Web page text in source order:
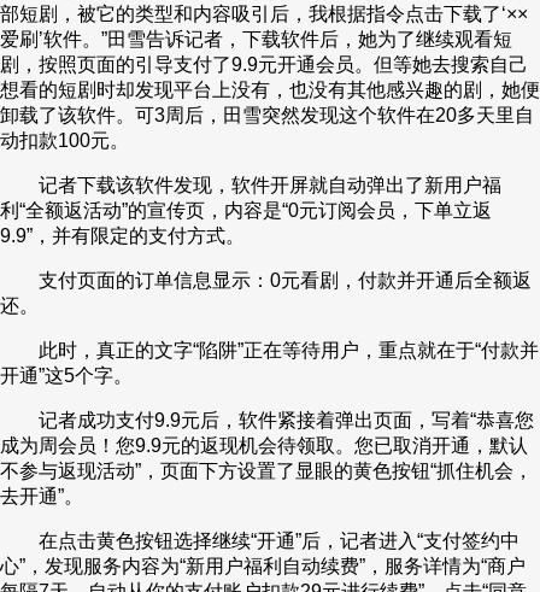
部短剧，被它的类型和内容吸引后，我根据指令点击下载了‘××
爱刷’软件。”田雪告诉记者，下载软件后，她为了继续观看短
剧，按照页面的引导支付了9.9元开通会员。但等她去搜索自己
想看的短剧时却发现平台上没有，也没有其他感兴趣的剧，她便
卸载了该软件。可3周后，田雪突然发现这个软件在20多天里自
动扣款100元。
记者下载该软件发现，软件开屏就自动弹出了新用户福
利“全额返活动”的宣传页，内容是“0元订阅会员，下单立返
9.9”，并有限定的支付方式。
支付页面的订单信息显示：0元看剧，付款并开通后全额返
还。
此时，真正的文字“陷阱”正在等待用户，重点就在于“付款并
开通”这5个字。
记者成功支付9.9元后，软件紧接着弹出页面，写着“恭喜您
成为周会员！您9.9元的返现机会待领取。您已取消开通，默认
不参与返现活动”，页面下方设置了显眼的黄色按钮“抓住机会，
去开通”。
在点击黄色按钮选择继续“开通”后，记者进入“支付签约中
心”，发现服务内容为“新用户福利自动续费”，服务详情为“商户